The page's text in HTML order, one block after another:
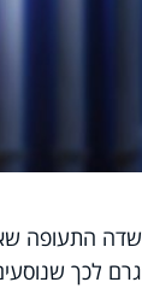
שדה התעופה
גרם לכך